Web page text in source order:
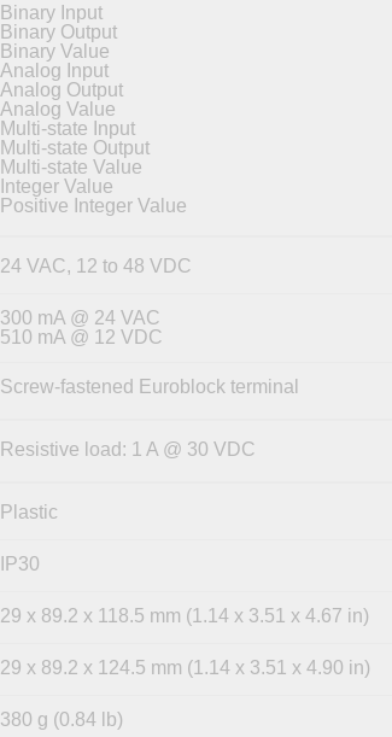
Binary Input
Binary Output
Binary Value
Analog Input
Analog Output
Analog Value
Multi-state Input
Multi-state Output
Multi-state Value
Integer Value
Positive Integer Value
24 VAC, 12 to 48 VDC
300 mA @ 24 VAC
510 mA @ 12 VDC
Screw-fastened Euroblock terminal
Resistive load: 1 A @ 30 VDC
Plastic
IP30
29 x 89.2 x 118.5 mm (1.14 x 3.51 x 4.67 in)
29 x 89.2 x 124.5 mm (1.14 x 3.51 x 4.90 in)
380 g (0.84 lb)